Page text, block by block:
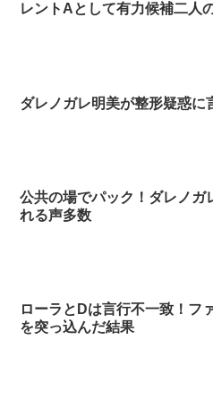
レントAとして有力候補二人
ダレノガレ明美が整形疑惑
公共の場でパック！ダレノガ
れる声多数
ローラとDは言行不一致！フ
を突っ込んだ結果